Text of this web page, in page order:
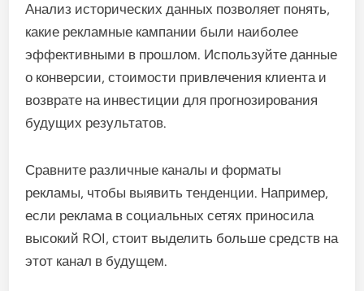
Анализ исторических данных позволяет понять,
какие рекламные кампании были наиболее
эффективными в прошлом. Используйте данные
о конверсии, стоимости привлечения клиента и
возврате на инвестиции для прогнозирования
будущих результатов.
Сравните различные каналы и форматы
рекламы, чтобы выявить тенденции. Например,
если реклама в социальных сетях приносила
высокий ROI, стоит выделить больше средств на
этот канал в будущем.